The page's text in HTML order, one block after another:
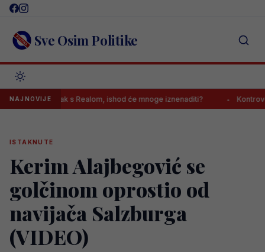
Skip
content Sve Osim Politike
NAJNOVIJE
sastanak s Realom, ishod će mnoge iznenaditi? Kontroverzni
ISTAKNUTE
Kerim Alajbegović se
golčinom oprostio od
navijača Salzburga
(VIDEO)